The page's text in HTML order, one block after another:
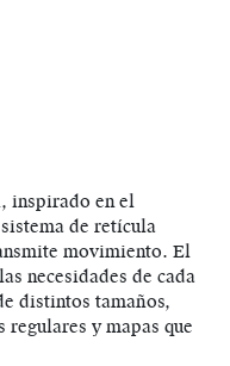
inspirado en el
de retícula
movimiento. El
necesidades de cada
distintos tamaños,
y mapas que